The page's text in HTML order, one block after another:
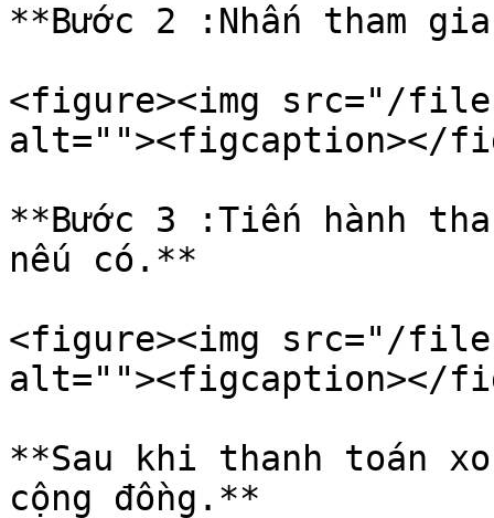
**Bước 2 :Nhấn tham
<figure><img src="/files/
alt=""><figcaption></
**Bước 3 :Tiến hành
nếu có.**
<figure><img src="/files/
alt=""><figcaption></
**Sau khi thanh toán